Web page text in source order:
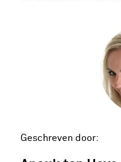
Geschreven door: